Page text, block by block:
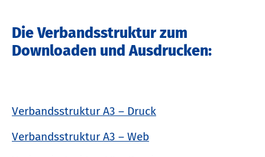
Die Verbandsstruktur zum
Downloaden und Ausdrucken:
Verbandsstruktur A3 – Druck
Verbandsstruktur A3 – Web